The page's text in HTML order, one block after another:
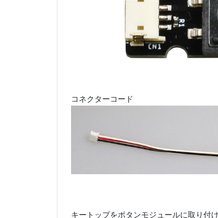
コネクターコード
キートップをボタンモジュールに取り付